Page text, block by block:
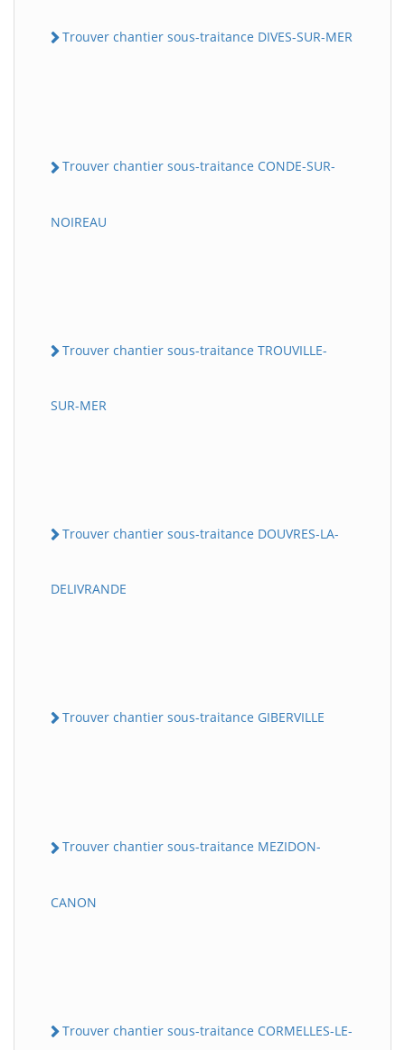
Trouver chantier sous-traitance DIVES-SUR-MER
Trouver chantier sous-traitance CONDE-SUR-
NOIREAU
Trouver chantier sous-traitance TROUVILLE-
SUR-MER
Trouver chantier sous-traitance DOUVRES-LA-
DELIVRANDE
Trouver chantier sous-traitance GIBERVILLE
Trouver chantier sous-traitance MEZIDON-
CANON
Trouver chantier sous-traitance CORMELLES-LE-